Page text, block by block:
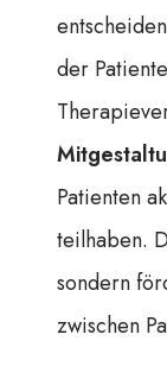
der
Patienten
teilhaben.
sondern
zwischen